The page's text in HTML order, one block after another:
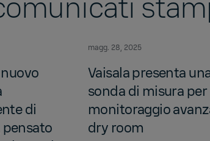
di
pensato
magg. 28, 2025
Vaisala presenta
sonda di misura per
monitoraggio
dry room